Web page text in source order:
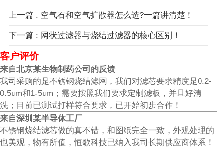
上一篇 : 空气石和空气扩散器怎么选?一篇讲清楚！
下一篇 : 网状过滤器与烧结过滤器的核心区别！
客户评价
来自北京某生物制药公司的反馈
我司采购的是不锈钢烧结滤网，我们对滤芯要求精度是0.2-
0.5um和1-5um；需要按照我们要求定制滤板，并且好清
洗；目前已测试打样符合要求，已开始初步合作！
来自深圳某半导体工厂
不锈钢烧结滤芯做的真不错，和图纸完全一致，外观处理的
也美观，物有所值，恒歌科技已纳入我司长期供应商体系！